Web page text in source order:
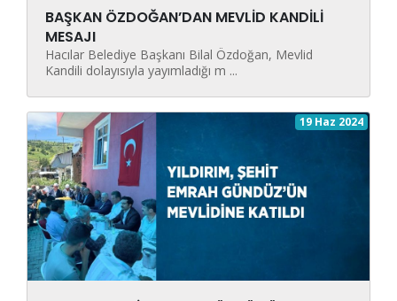
BAŞKAN ÖZDOĞAN’DAN MEVLİD KANDİLİ
MESAJI
Hacılar Belediye Başkanı Bilal Özdoğan, Mevlid
Kandili dolayısıyla yayımladığı m ...
19 Haz 2024